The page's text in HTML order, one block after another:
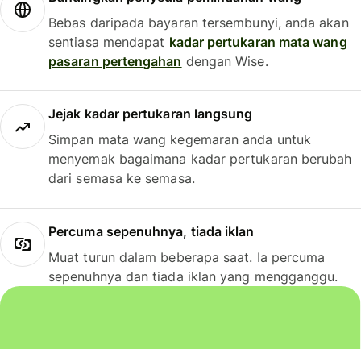
Bebas daripada bayaran tersembunyi, anda akan
sentiasa mendapat kadar pertukaran mata wang
pasaran pertengahan dengan Wise.
Jejak kadar pertukaran langsung
Simpan mata wang kegemaran anda untuk
menyemak bagaimana kadar pertukaran berubah
dari semasa ke semasa.
Percuma sepenuhnya, tiada iklan
Muat turun dalam beberapa saat. Ia percuma
sepenuhnya dan tiada iklan yang mengganggu.